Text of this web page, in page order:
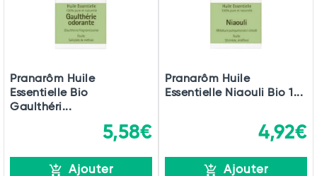
Pranarôm Huile
Essentielle Bio
Gaulthéri...
5,58€
Ajouter
Pranarôm Huile
Essentielle Niaouli Bio 1...
4,92€
Ajouter